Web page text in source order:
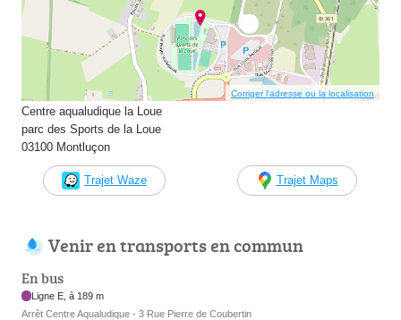
Corriger l’adresse ou la localisation
Centre aqualudique la Loue
parc des Sports de la Loue
03100 Montluçon
Trajet Waze Trajet Maps
Venir en transports en commun
En bus
Ligne E, à 189 m
Arrêt Centre Aqualudique - 3 Rue Pierre de Coubertin